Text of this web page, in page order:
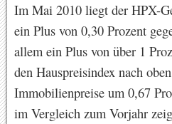
Im Mai 2010 liegt der HPX-
ein Plus von 0,30 Prozent
allem ein Plus von über 1
den Hauspreisindex nach
Immobilienpreise um 0,67
im Vergleich zum Vorjahr